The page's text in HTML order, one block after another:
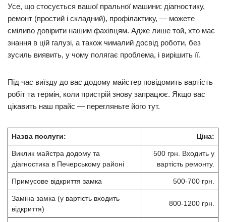
Усе, що стосується вашої пральної машини: діагностику,
ремонт (простий і складний), профілактику, — можете
сміливо довірити нашим фахівцям. Адже лише той, хто має
знання в цій галузі, а також чималий досвід роботи, без
зусиль виявить, у чому полягає проблема, і вирішить її.
Під час виїзду до вас додому майстер повідомить вартість
робіт та термін, коли пристрій знову запрацює. Якщо вас
цікавить наш прайс — перегляньте його тут.
Назва послуги: Ціна:
Виклик майстра додому та
діагностика в Печерському районі
500 грн. Входить у
вартість ремонту.
Примусове відкриття замка 500-700 грн.
Заміна замка (у вартість входить
відкриття)
800-1200 грн.